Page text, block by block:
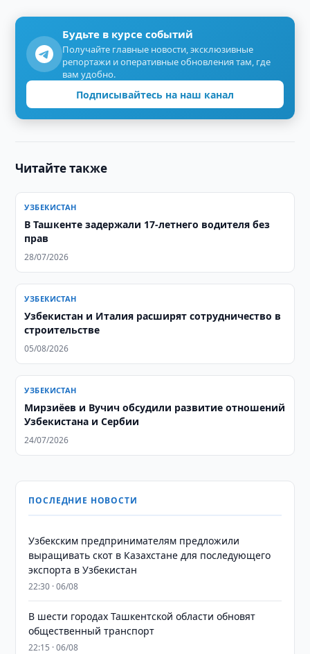
Будьте в курсе событий
Получайте главные новости, эксклюзивные
репортажи и оперативные обновления там, где
вам удобно.
Подписывайтесь на наш канал
Читайте также
УЗБЕКИСТАН
В Ташкенте задержали 17-летнего водителя без
прав
28/07/2026
УЗБЕКИСТАН
Узбекистан и Италия расширят сотрудничество в
строительстве
05/08/2026
УЗБЕКИСТАН
Мирзиёев и Вучич обсудили развитие отношений
Узбекистана и Сербии
24/07/2026
ПОСЛЕДНИЕ НОВОСТИ
Узбекским предпринимателям предложили
выращивать скот в Казахстане для последующего
экспорта в Узбекистан
22:30 · 06/08
В шести городах Ташкентской области обновят
общественный транспорт
22:15 · 06/08